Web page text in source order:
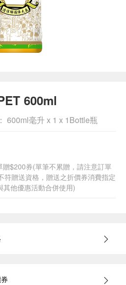
600ml
600ml毫升 x 1 x 1Bottle瓶
$200券(單筆不累贈，請注意訂單
符贈送資格，贈送之折價券消費指定
他優惠活動合併使用)